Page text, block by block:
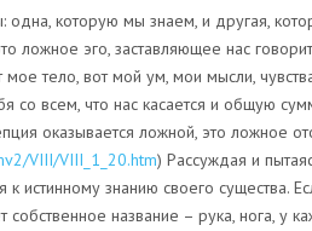
одна, которую мы знаем, и другая,
ложное эго, заставляющее нас
тело, вот мой ум, мои мысли,
со всем, что нас касается и общую
оказывается ложной, это ложное
VIII/VIII_1_20.htm) Рассуждая и
к истинному знанию своего существа.
название – рука, нога, у